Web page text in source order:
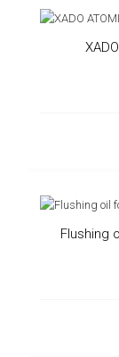
Flushing